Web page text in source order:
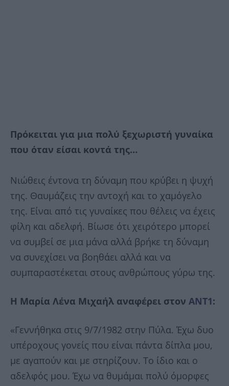
Πρόκειται για μια πολύ ξεχωριστή γυναίκα
που όταν είσαι κοντά της…
Νιώθεις έντονα τη δύναμη που κρύβει η ψυχή
της. Θαυμάζεις την αντοχή και το χαμόγελο
της. Είναι από τις γυναίκες που θέλεις να έχεις
φίλη και αδελφή. Βίωσε ότι χειρότερο μπορεί
να συμβεί σε μια μάνα αλλά βρήκε τη δύναμη
να συνεχίσει να βοηθάει αλλά και να
συμπαραστέκεται στους ανθρώπους γύρω της.
Η Μαρία Λένα Μιχαήλ αναφέρει στον ΑΝΤ1:
«Γεννήθηκα στις 9/7/1982 στην Πύλα. Έχω δυο
υπέροχους γονείς που είναι πάντα δίπλα μου,
με αγαπούν και με στηρίζουν. Το ίδιο και ο
αδελφός μου. Έχω να θυμάμαι πολύ όμορφες